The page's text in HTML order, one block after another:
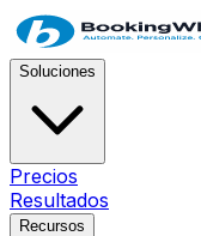
Soluciones
Precios
Resultados
Recursos